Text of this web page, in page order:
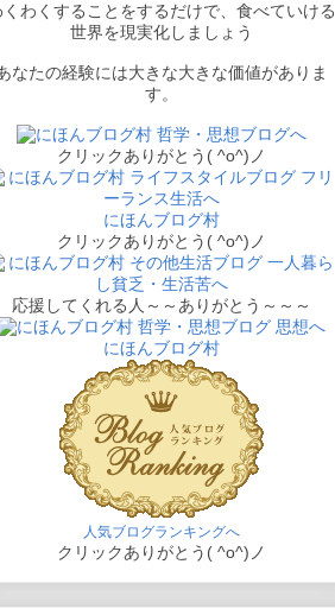
くわくすることをするだけで、食べていける
世界を現実化しましょう
なたの経験には大きな大きな価値がありま
す。
クリックありがとう( ^o^)ノ
にほんブログ村
クリックありがとう( ^o^)ノ
応援してくれる人～～ありがとう～～～
にほんブログ村
人気ブログランキングへ
クリックありがとう( ^o^)ノ